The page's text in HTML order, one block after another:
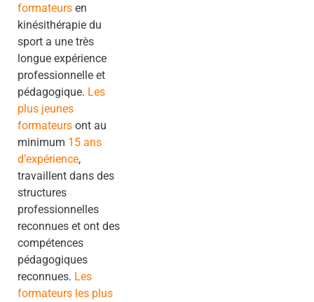
formateurs en
kinésithérapie du
sport a une très
longue expérience
professionnelle et
pédagogique. Les
plus jeunes
formateurs ont au
minimum 15 ans
d’expérience,
travaillent dans des
structures
professionnelles
reconnues et ont des
compétences
pédagogiques
reconnues. Les
formateurs les plus